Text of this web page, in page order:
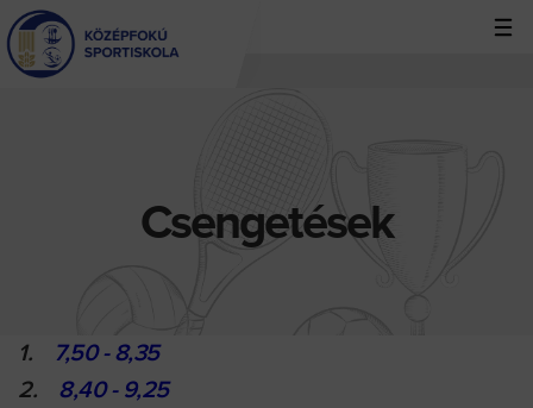
Jump
to
navigation
Csengetések
1.
7,50 - 8,35
2. 8,40 - 9,25